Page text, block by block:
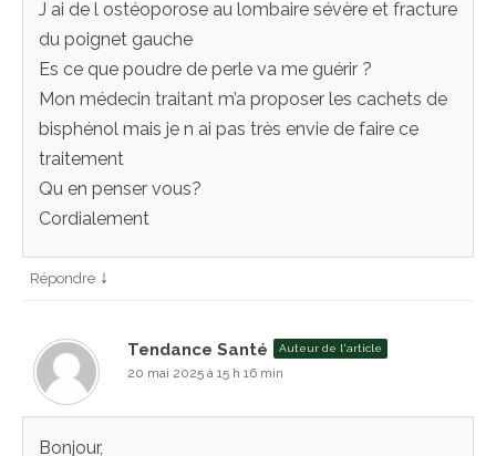
J ai de l ostéoporose au lombaire sévère et fracture
du poignet gauche
Es ce que poudre de perle va me guérir ?
Mon médecin traitant m’a proposer les cachets de
bisphénol mais je n ai pas très envie de faire ce
traitement
Qu en penser vous?
Cordialement
Répondre ↓
Tendance Santé Auteur de l'article
20 mai 2025 à 15 h 16 min
Bonjour,